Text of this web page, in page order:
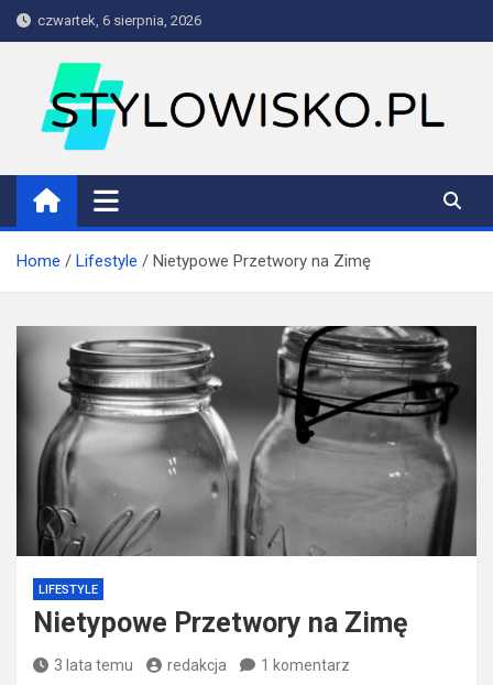
Skip
to
czwartek, 6 sierpnia, 2026
stylowisko.pl
Blog
Home Lifestyle Nietypowe Przetwory na Zimę
LIFESTYLE
Nietypowe Przetwory na Zimę
3 lata temu redakcja 1 komentarz